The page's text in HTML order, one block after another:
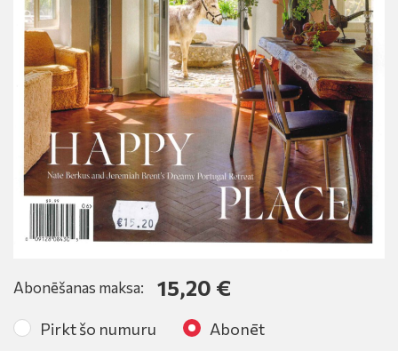
Abonēšanas maksa: 15,20 €
Pirkt šo numuru Abonēt